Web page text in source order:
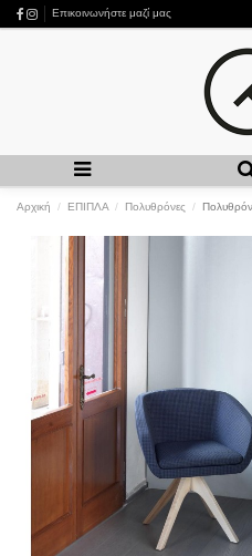
Επικοινωνήστε μαζί μας
Αρχική ΕΠΙΠΛΑ Πολυθρόνες